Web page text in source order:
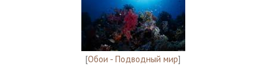
[Обои - Подводный мир]